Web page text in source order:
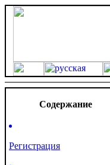
Cодержание
Регистрация